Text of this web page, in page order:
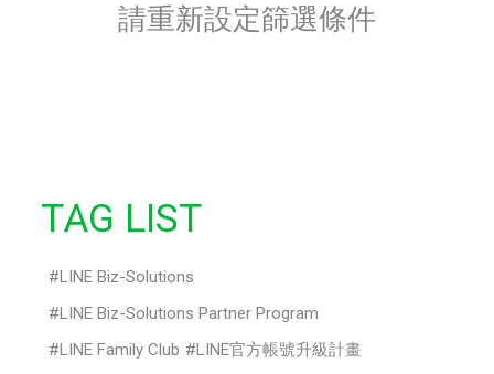
請重新設定篩選條件
TAG LIST
LINE Biz-Solutions
LINE Biz-Solutions Partner Program
LINE Family Club
LINE官方帳號升級計畫